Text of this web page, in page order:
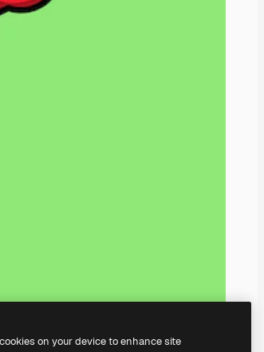
on your device to enhance site